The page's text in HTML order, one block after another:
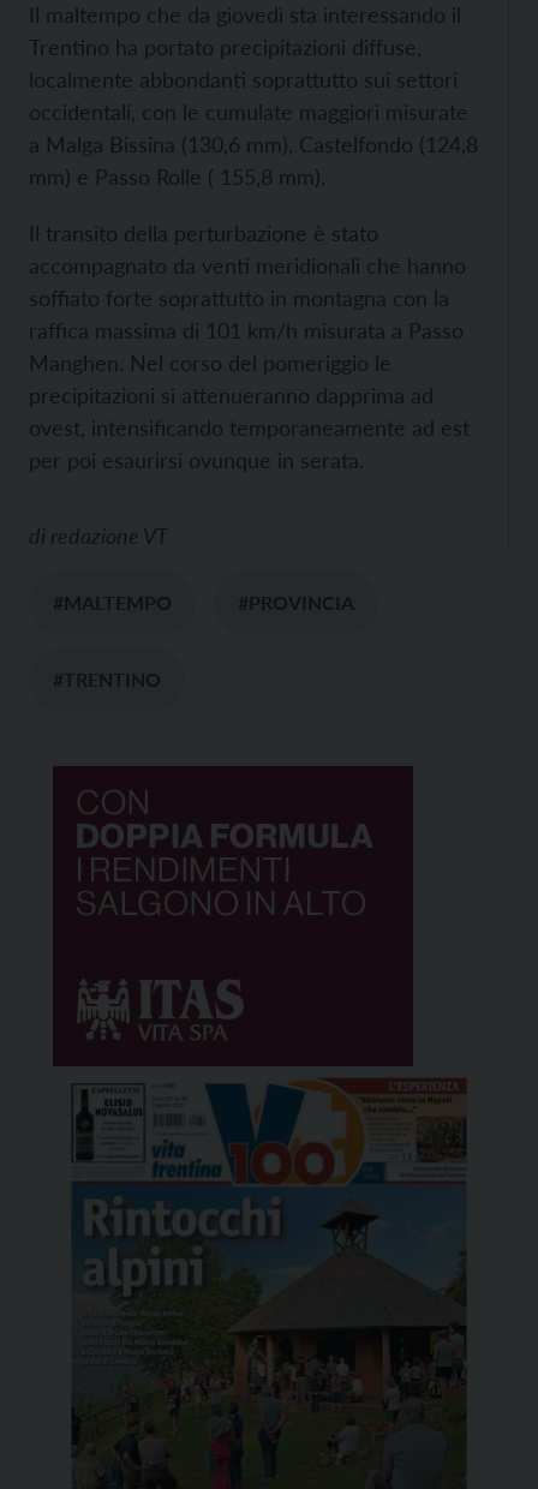
Il maltempo che da giovedì sta interessando il
Trentino ha portato precipitazioni diffuse,
localmente abbondanti soprattutto sui settori
occidentali, con le cumulate maggiori misurate
a Malga Bissina (130,6 mm), Castelfondo (124,8
mm) e Passo Rolle ( 155,8 mm).
Il transito della perturbazione è stato
accompagnato da venti meridionali che hanno
soffiato forte soprattutto in montagna con la
raffica massima di 101 km/h misurata a Passo
Manghen. Nel corso del pomeriggio le
precipitazioni si attenueranno dapprima ad
ovest, intensificando temporaneamente ad est
per poi esaurirsi ovunque in serata.
di redazione VT
#MALTEMPO #PROVINCIA
#TRENTINO